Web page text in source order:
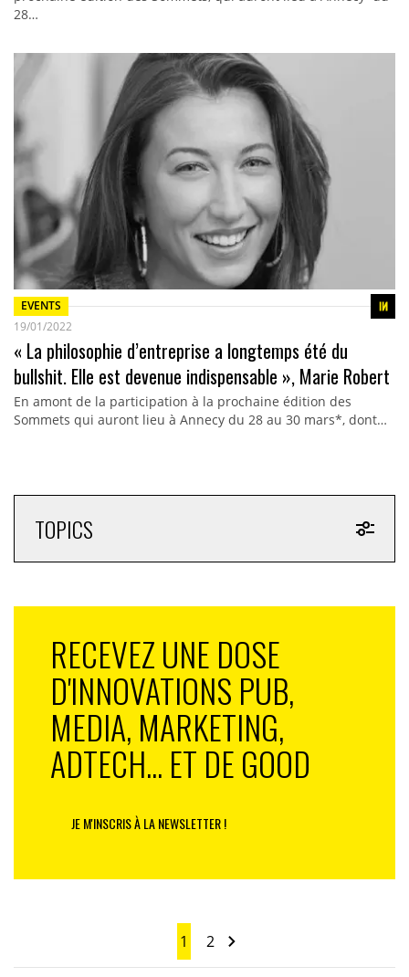
28…
EVENTS
19/01/2022
« La philosophie d’entreprise a longtemps été du
bullshit. Elle est devenue indispensable », Marie Robert
En amont de la participation à la prochaine édition des
Sommets qui auront lieu à Annecy du 28 au 30 mars*, dont…
TOPICS
RECEVEZ UNE DOSE
D'INNOVATIONS PUB,
MEDIA, MARKETING,
ADTECH... ET DE GOOD
JE M'INSCRIS À LA NEWSLETTER !
1 2